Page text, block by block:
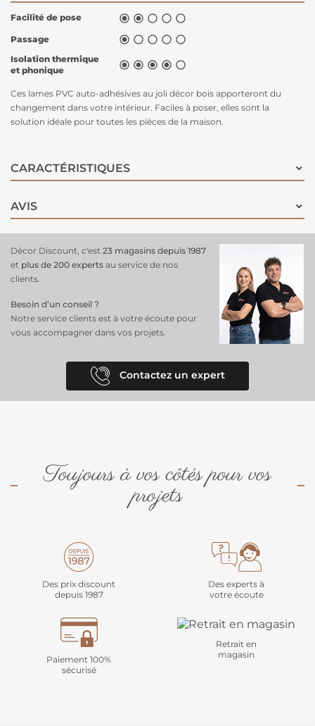
Facilité de pose     
Passage     
Isolation thermique
et phonique
    
Ces lames PVC auto-adhésives au joli décor bois apporteront du
changement dans votre intérieur. Faciles à poser, elles sont la
solution idéale pour toutes les pièces de la maison.
CARACTÉRISTIQUES
AVIS
Décor Discount, c'est 23 magasins depuis 1987
et plus de 200 experts au service de nos
clients.
Besoin d’un conseil ?
Notre service clients est à votre écoute pour
vous accompagner dans vos projets.
Contactez un expert
Toujours à vos côtés pour vos
projets
Des prix discount
depuis 1987
Des experts à
votre écoute
Paiement 100%
sécurisé
Retrait en
magasin